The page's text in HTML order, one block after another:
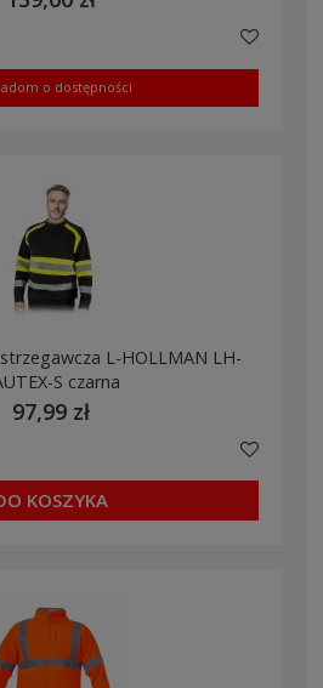
o dostępności
L-HOLLMAN LH-
S czarna
97,99 zł
KOSZYKA